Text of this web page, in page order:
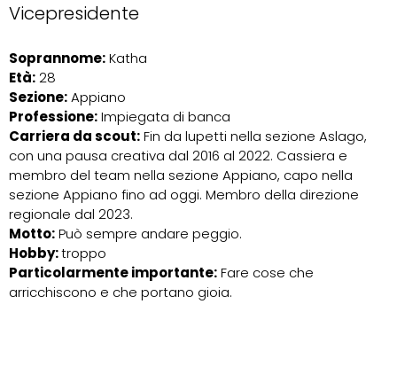
Vicepresidente
Soprannome:Katha
Età:28
Sezione:Appiano
Professione:Impiegata di banca
Carriera da scout:Fin da lupetti nella sezione Aslago,
con una pausa creativa dal 2016 al 2022. Cassiera e
membro del team nella sezione Appiano, capo nella
sezione Appiano fino ad oggi. Membro della direzione
regionale dal 2023.
Motto:Può sempre andare peggio.
Hobby:troppo
Particolarmente importante:Fare cose che
arricchiscono e che portano gioia.